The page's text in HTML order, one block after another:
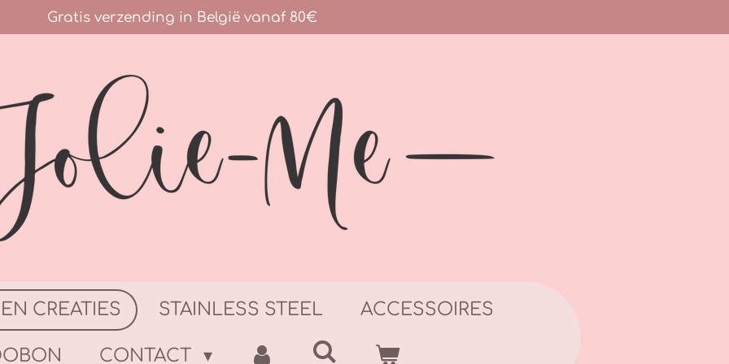
Gratis verzending in België vanaf 80€
CREATIES STAINLESS STEEL ACCESSOIRES
CONTACT